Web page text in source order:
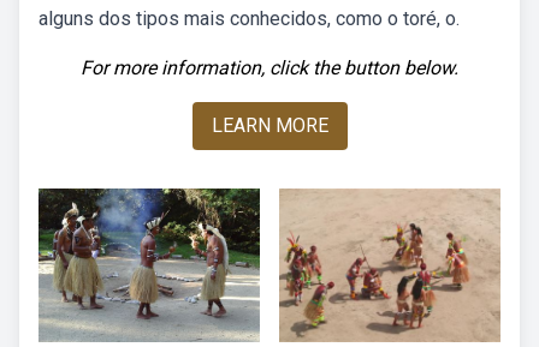
alguns dos tipos mais conhecidos, como o toré, o.
For more information, click the button below.
LEARN MORE